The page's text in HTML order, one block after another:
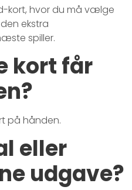
kort, hvor du må vælge
ekstra
spiller.
kort får
på hånden.
eller
udgave?